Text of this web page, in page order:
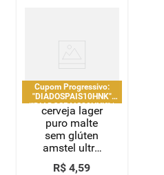
Cupom Progressivo:
"DIADOSPAIS10HNK"
|"DIADOSPAIS20HNK" |
"DIADOSPAIS30HNK" |
limitado a 2 pedido por
CPF
cerveja lager
puro malte
sem glúten
amstel ultra
lata 269ml
R$ 4,59